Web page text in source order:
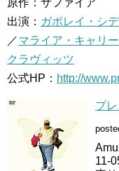
原作：サファイア
出演： ガボレイ・シ
／マライア・キャリー
クラヴィッツ
公式HP： http://
プ
11-